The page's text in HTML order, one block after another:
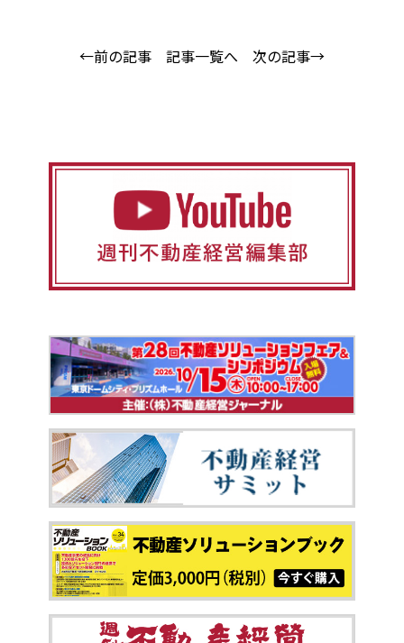
←前の記事 記事一覧へ 次の記事→